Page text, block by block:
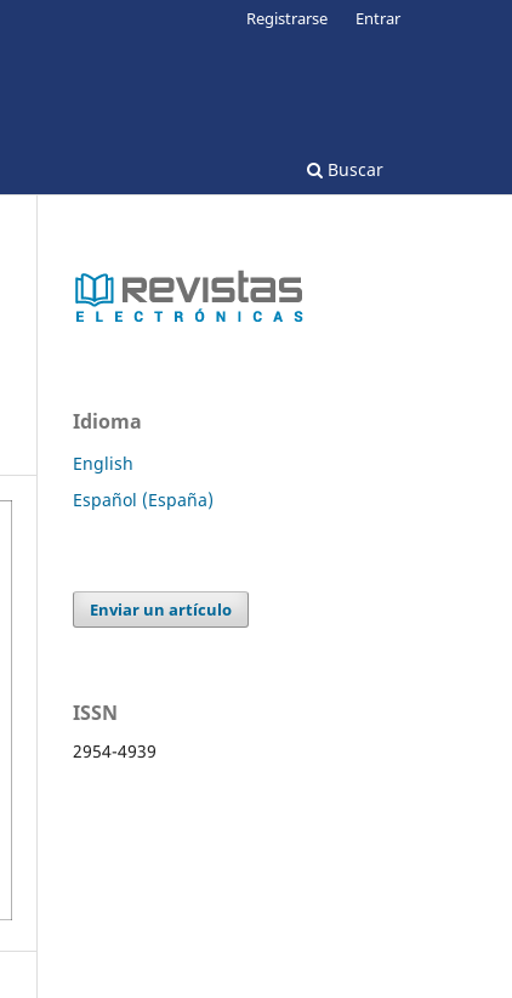
Buscar
Registrarse Entrar
Idioma
English
Español (España)
Enviar un artículo
ISSN
2954-4939